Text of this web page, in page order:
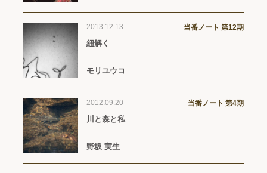
2013.12.13 当番ノート 第12期
紐解く
モリユウコ
2012.09.20 当番ノート 第4期
川と森と私
野坂 実生